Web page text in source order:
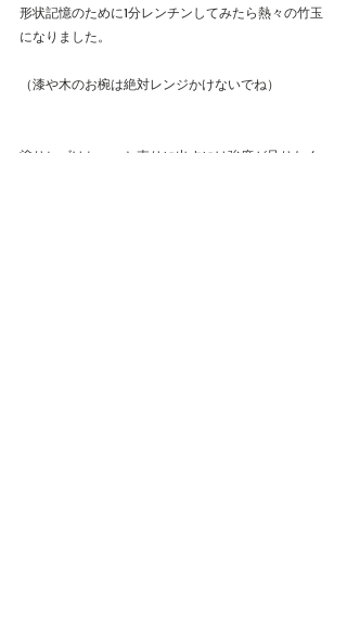
形状記憶のために1分レンチンしてみたら熱々の竹玉
になりました。
（漆や木のお椀は絶対レンジかけないでね）
塗りヒゴはちょっと売りに出すには強度が足りなく